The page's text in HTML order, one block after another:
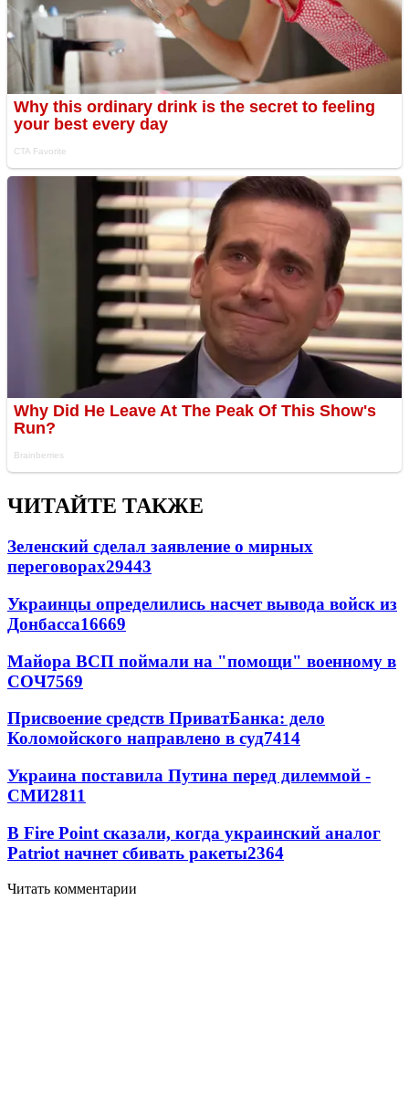
ЧИТАЙТЕ ТАКЖЕ
Зеленский сделал заявление о мирных
переговорах29443
Украинцы определились насчет вывода войск из
Донбасса16669
Майора ВСП поймали на "помощи" военному в
СОЧ7569
Присвоение средств ПриватБанка: дело
Коломойского направлено в суд7414
Украина поставила Путина перед дилеммой -
СМИ2811
В Fire Point сказали, когда украинский аналог
Patriot начнет сбивать ракеты2364
Читать комментарии